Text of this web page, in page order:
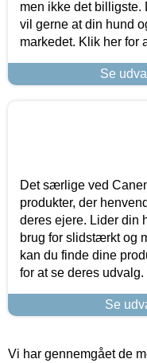
men ikke det billigste.
vil gerne at din hund
markedet. Klik her for
Se
Det særlige ved
produkter, der
deres ejere. Lider din
brug for slidstærkt og
kan du finde dine
for at se deres udvalg.
Se
Vi har gennemgået de